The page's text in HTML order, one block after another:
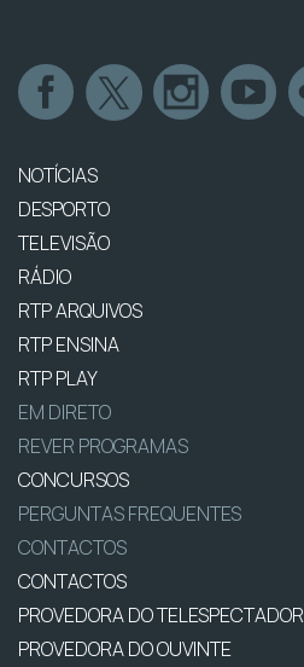
NOTÍCIAS
DESPORTO
TELEVISÃO
RÁDIO
RTP ARQUIVOS
RTP ENSINA
RTP PLAY
EM DIRETO
REVER PROGRAMAS
CONCURSOS
PERGUNTAS FREQUENTES
CONTACTOS
CONTACTOS
PROVEDORA DO TELESPECTADOR
PROVEDORA DO OUVINTE